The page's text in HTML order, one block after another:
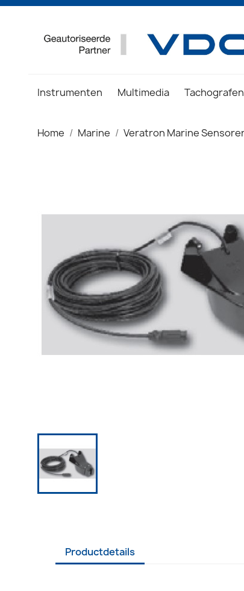
Instrumenten Multimedia Tachografen
Home Marine Veratron Marine
Productdetails